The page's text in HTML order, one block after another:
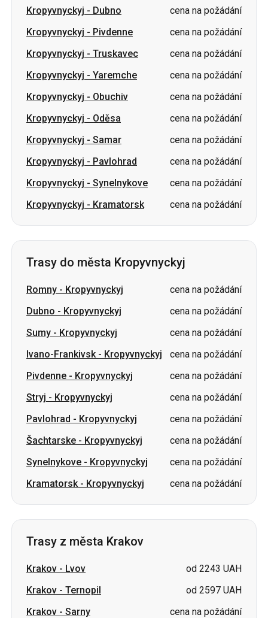
Kropyvnyckyj - Dubno
cena na požádání
Kropyvnyckyj - Pivdenne
cena na požádání
Kropyvnyckyj - Truskavec
cena na požádání
Kropyvnyckyj - Yaremche
cena na požádání
Kropyvnyckyj - Obuchiv
cena na požádání
Kropyvnyckyj - Oděsa
cena na požádání
Kropyvnyckyj - Samar
cena na požádání
Kropyvnyckyj - Pavlohrad
cena na požádání
Kropyvnyckyj - Synelnykove
cena na požádání
Kropyvnyckyj - Kramatorsk cena na požádání
Trasy do města Kropyvnyckyj
Romny - Kropyvnyckyj
cena na požádání
Dubno - Kropyvnyckyj
cena na požádání
Sumy - Kropyvnyckyj
cena na požádání
Ivano-Frankivsk- Kropyvnyckyj
cena na požádání
Pivdenne - Kropyvnyckyj
cena na požádání
Stryj - Kropyvnyckyj
cena na požádání
Pavlohrad - Kropyvnyckyj
cena na požádání
Šachtarske - Kropyvnyckyj
cena na požádání
Synelnykove - Kropyvnyckyj
cena na požádání
Kramatorsk- Kropyvnyckyj cena na požádání
Trasy z města Krakov
Krakov - Lvov
od 2243 UAH
Krakov - Ternopil
od 2597 UAH
Krakov - Sarny
cena na požádání